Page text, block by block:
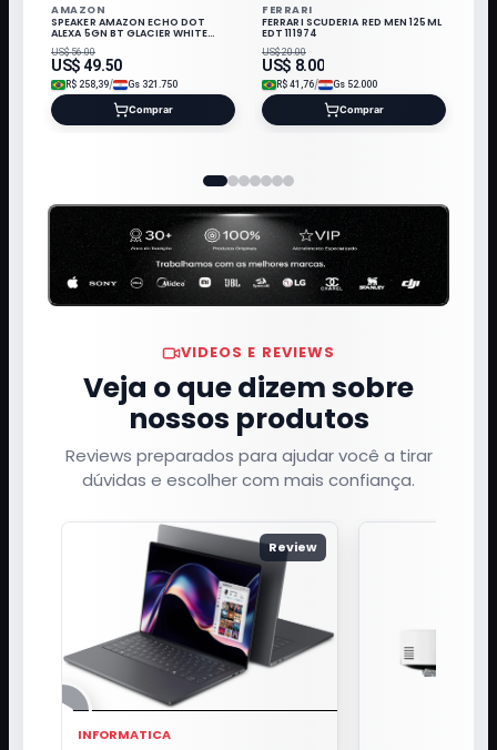
AMAZON
SPEAKER AMAZON ECHO DOT
ALEXA 5GN BT GLACIER WHITE
C2N6L4
US$56.00
US$ 49.50
R$ 258,39/ Gs 321.750
Comprar
FERRARI
FERRARI SCUDERIA RED MEN 125ML
EDT 111974
US$20.00
US$ 8.00
R$ 41,76/ Gs 52.000
Comprar
VIDEOS E REVIEWS
Veja o que dizem sobre
nossos produtos
Reviews preparados para ajudar você a tirar
dúvidas e escolher com mais confiança.
Review
INFORMATICA